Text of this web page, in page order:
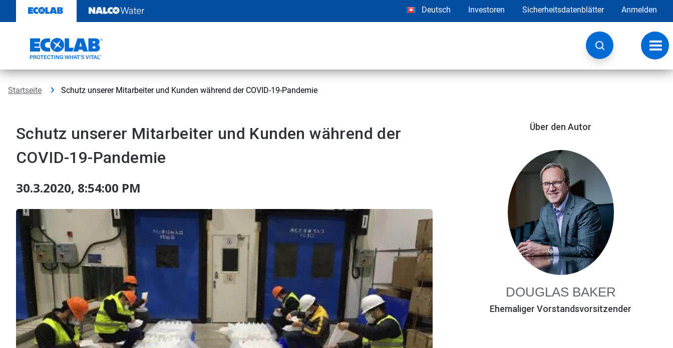
Inhalt
Deutsch Investoren Sicherheitsdatenblätter Anmelden
Startseite Schutz unserer Mitarbeiter und Kunden während der COVID-19-Pandemie
Schutz unserer Mitarbeiter und Kunden während der
COVID-19-Pandemie
30.3.2020, 8:54:00 PM
Über den Autor
DOUGLAS BAKER
Ehemaliger Vorstandsvorsitzender